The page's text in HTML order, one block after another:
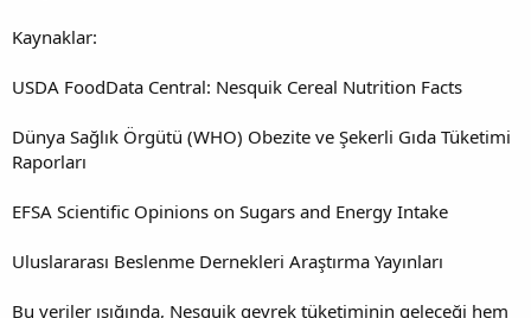
Kaynaklar:
USDA FoodData Central: Nesquik Cereal Nutrition Facts
Dünya Sağlık Örgütü (WHO) Obezite ve Şekerli Gıda Tüketimi
Raporları
EFSA Scientific Opinions on Sugars and Energy Intake
Uluslararası Beslenme Dernekleri Araştırma Yayınları
Bu veriler ışığında, Nesquik gevrek tüketiminin geleceği hem